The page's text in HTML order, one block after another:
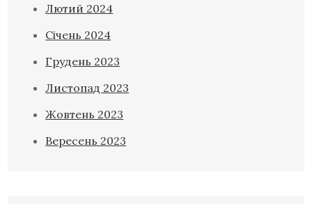
Лютий 2024
Січень 2024
Грудень 2023
Листопад 2023
Жовтень 2023
Вересень 2023